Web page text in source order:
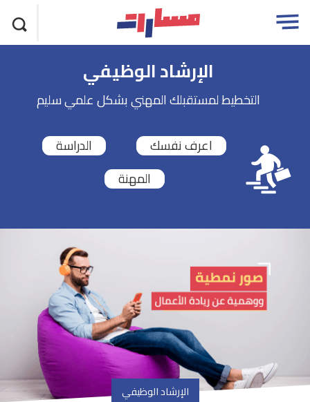
تجاوز
الاعلان
Open
menu
الإرشاد الوظيفي
التخطيط لمستقبلك المهني بشكل علمي سليم
اعرف نفسك
الدراسة
المهنة
الإرشاد الوظيفي